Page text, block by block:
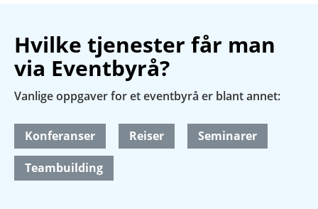
Hvilke tjenester får man
via Eventbyrå?
Vanlige oppgaver for et eventbyrå er blant annet:
Konferanser Reiser Seminarer
Teambuilding